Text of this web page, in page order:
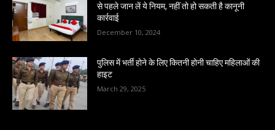
से पहले जान लें ये नियम, नहीं तो हो सकती है कानूनी
कार्रवाई
December 10, 2024
पुलिस में भर्ती होने के लिए कितनी होनी चाहिए महिलाओं की
हाइट
March 29, 2025